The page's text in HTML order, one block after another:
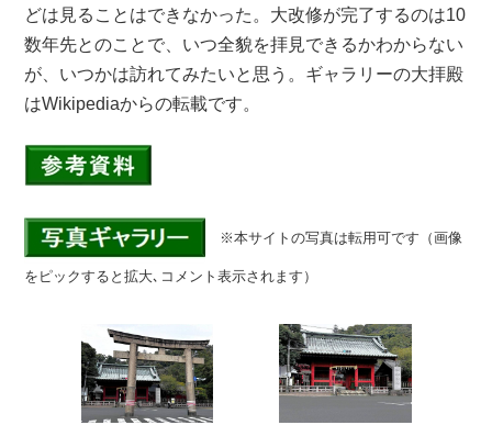
どは見ることはできなかった。大改修が完了するのは10
数年先とのことで、いつ全貌を拝見できるかわからない
が、いつかは訪れてみたいと思う。ギャラリーの大拝殿
はWikipediaからの転載です。
※本サイトの写真は転用可です（画像
をピックすると拡大､コメント表示されます）